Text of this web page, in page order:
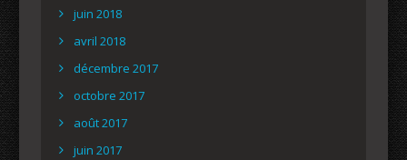
juin 2018
avril 2018
décembre 2017
octobre 2017
août 2017
juin 2017